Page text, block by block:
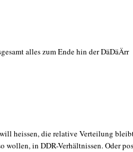
alles zum Ende hin der DäDäÄrr
heissen, die relative Verteilung
wollen, in DDR-Verhältnissen. Oder